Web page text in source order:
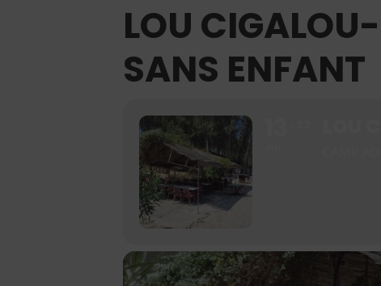
LOU
SANS ENFANT